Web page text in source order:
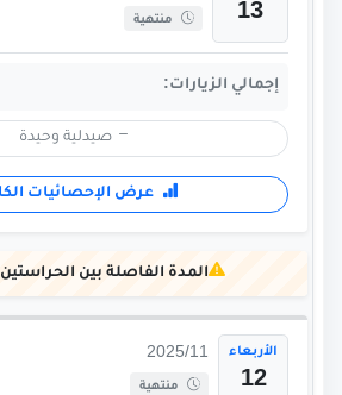
13 منتهية
إجمالي الزيارات:
صيدلية وحيدة
عرض الإحصائيات
المدة الفاصلة بين
الأربعاء
12
2025/11
منتهية